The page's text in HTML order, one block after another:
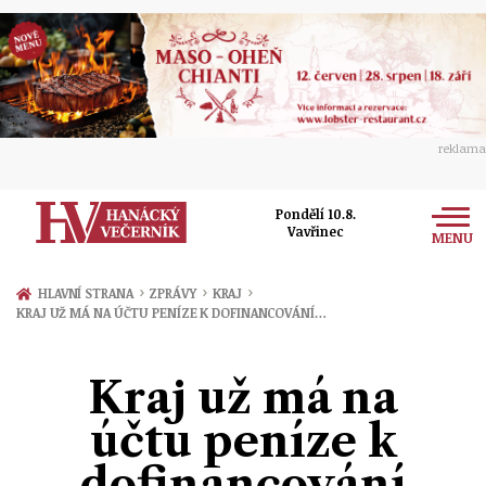
reklama
Pondělí 10.8.
Vavřinec
MENU
Zprávy
Prostějov
Politika
Ekonomika
Kultura
Společnost
HLAVNÍ STRANA › ZPRÁVY › KRAJ ›
KRAJ UŽ MÁ NA ÚČTU PENÍZE K DOFINANCOVÁNÍ…
Kraj už má na
účtu peníze k